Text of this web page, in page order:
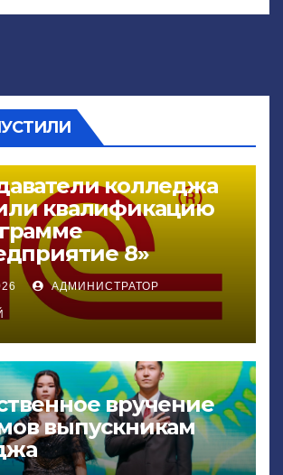
колледжа
квалификацию
8»
АДМИНИСТРАТОР
вручение
выпускникам